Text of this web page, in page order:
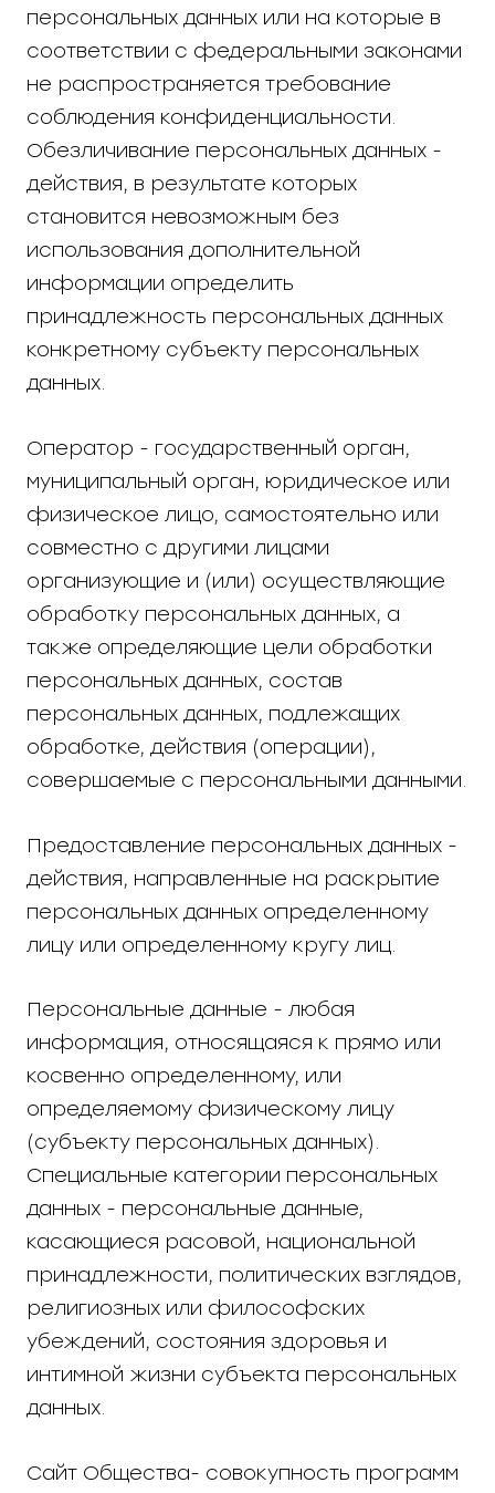
персональных данных или на которые в
соответствии с федеральными законами
не распространяется требование
соблюдения конфиденциальности.
Обезличивание персональных данных -
действия, в результате которых
становится невозможным без
использования дополнительной
информации определить
принадлежность персональных данных
конкретному субъекту персональных
данных.
Оператор - государственный орган,
муниципальный орган, юридическое или
физическое лицо, самостоятельно или
совместно с другими лицами
организующие и (или) осуществляющие
обработку персональных данных, а
также определяющие цели обработки
персональных данных, состав
персональных данных, подлежащих
обработке, действия (операции),
совершаемые с персональными данными.
Предоставление персональных данных -
действия, направленные на раскрытие
персональных данных определенному
лицу или определенному кругу лиц.
Персональные данные - любая
информация, относящаяся к прямо или
косвенно определенному, или
определяемому физическому лицу
(субъекту персональных данных).
Специальные категории персональных
данных - персональные данные,
касающиеся расовой, национальной
принадлежности, политических взглядов,
религиозных или философских
убеждений, состояния здоровья и
интимной жизни субъекта персональных
данных.
Сайт Общества- совокупность программ